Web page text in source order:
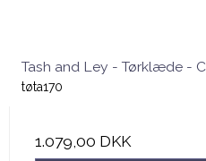
Tash and Ley - Tørklæde -
tøta170
1.079,00 DKK